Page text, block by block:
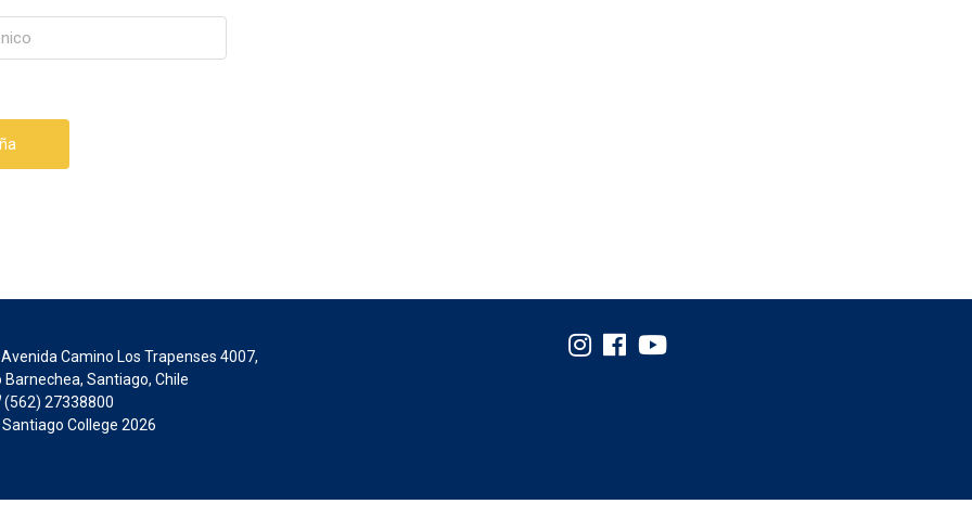
Camino Los Trapenses 4007,
Barnechea, Santiago, Chile
(562) 27338800
College 2026